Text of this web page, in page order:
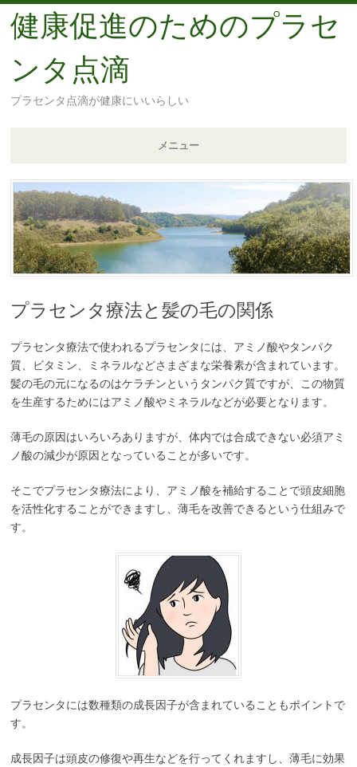
健康促進のためのプラセ
ンタ点滴
プラセンタ点滴が健康にいいらしい
メニュー
コ
ン
テ
ン
ツ
移
動
プラセンタ療法と髪の毛の関係
プラセンタ療法で使われるプラセンタには、アミノ酸やタンパク
質、ビタミン、ミネラルなどさまざまな栄養素が含まれています。
髪の毛の元になるのはケラチンというタンパク質ですが、この物質
を生産するためにはアミノ酸やミネラルなどが必要となります。
薄毛の原因はいろいろありますが、体内では合成できない必須アミ
ノ酸の減少が原因となっていることが多いです。
そこでプラセンタ療法により、アミノ酸を補給することで頭皮細胞
を活性化することができますし、薄毛を改善できるという仕組みで
す。
プラセンタには数種類の成長因子が含まれていることもポイントで
す。
成長因子は頭皮の修復や再生などを行ってくれますし、薄毛に効果